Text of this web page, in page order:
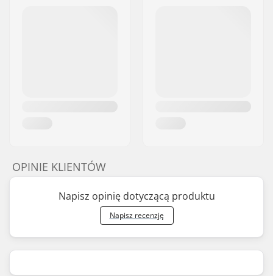
OPINIE KLIENTÓW
Napisz opinię dotyczącą produktu
Napisz recenzję